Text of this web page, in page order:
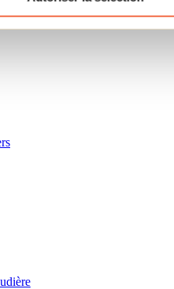
Google Map